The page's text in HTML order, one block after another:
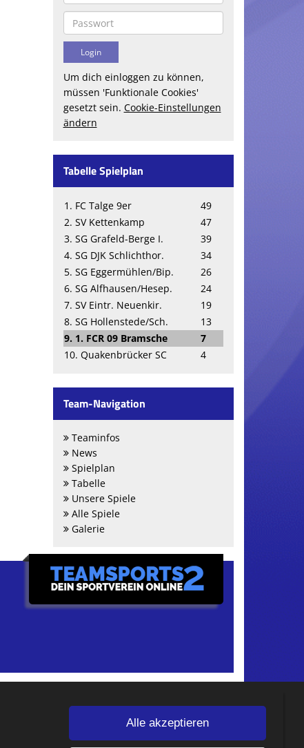
Um dich einloggen zu können,
müssen 'Funktionale Cookies'
gesetzt sein. Cookie-Einstellungen
ändern
Tabelle Spielplan
1. FC Talge 9er
49
2. SV Kettenkamp
47
3. SG Grafeld-Berge I.
39
4. SG DJK Schlichthor.
34
5. SG Eggermühlen/Bip.
26
6. SG Alfhausen/Hesep.
24
7. SV Eintr. Neuenkir.
19
8. SG Hollenstede/Sch.
13
9. 1. FCR 09 Bramsche
7
10. Quakenbrücker SC
4
Team-Navigation
Teaminfos
News
Spielplan
Tabelle
Unsere Spiele
Alle Spiele
Galerie